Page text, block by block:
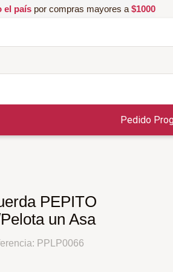
el paíspor compras mayores a $1000
Pedido
PEPITO
un Asa
: PPLP0066